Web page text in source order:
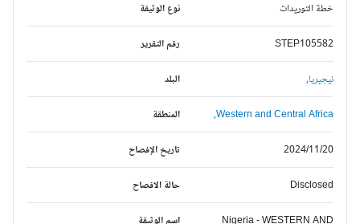
نوع الوثيقة خطة التوريدات
رقم التقرير STEP105582
البلد نيجيريا,
المنطقة Western and Central Africa,
تاريخ الإفصاح 2024/11/20
حالة الافصاح Disclosed